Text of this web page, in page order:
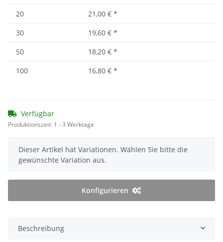
20
21,00 € *
30
19,60 € *
50
18,20 € *
100
16,80 € *
Verfügbar
Produktionszeit: 1 - 3 Werktage
x
Dieser Artikel hat Variationen. Wählen Sie bitte die
gewünschte Variation aus.
Konfigurieren
Beschreibung